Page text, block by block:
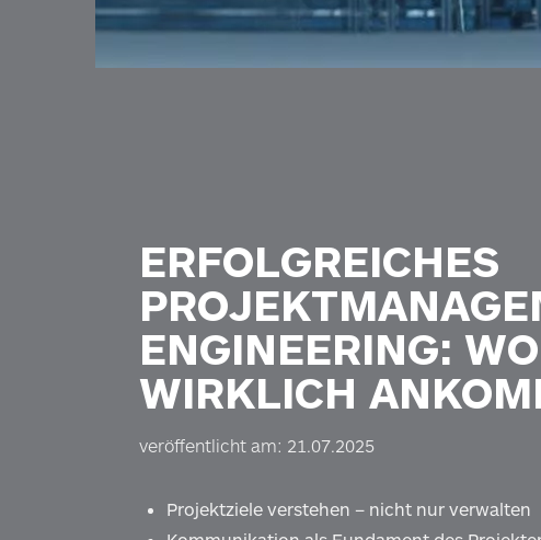
ERFOLGREICHES
ENGINEERING:
WIRKLICH
veröffentlicht am: 21.07.2025
Projektziele verstehen – nicht nur verwalten